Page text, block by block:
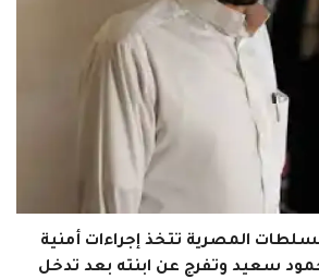
المصرية تتخذ إجراءات أمنية
سعيد وتفرج عن ابنته بعد تدخل